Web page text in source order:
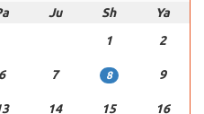
Ju Sh
Ya
1
2
6 7 8 9
14 15 16